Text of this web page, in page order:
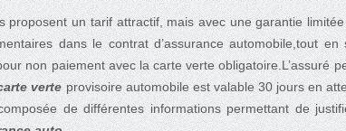
proposent un tarif attractif, mais avec une garantie
dans le contrat d’assurance automobile,tout
non paiement avec la carte verte obligatoire.L’assuré
verteprovisoire automobile est valable 30 jours en
de différentes informations permettant de